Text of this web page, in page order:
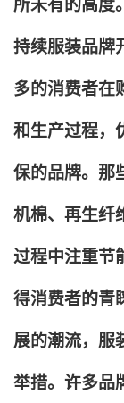
所未有的高度
持续服装品牌
多的消费者在
和生产过程，
保的品牌。那
机棉、再生纤
过程中注重节
得消费者的青
展的潮流，服
举措。许多品